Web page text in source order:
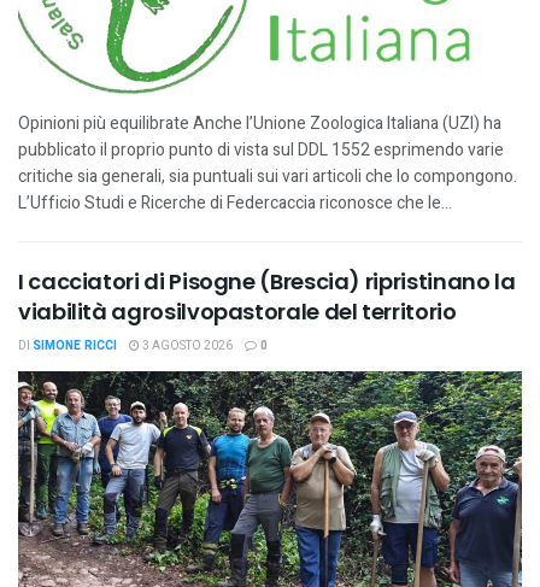
Opinioni più equilibrate Anche l’Unione Zoologica Italiana (UZI) ha
pubblicato il proprio punto di vista sul DDL 1552 esprimendo varie
critiche sia generali, sia puntuali sui vari articoli che lo compongono.
L’Ufficio Studi e Ricerche di Federcaccia riconosce che le...
I cacciatori di Pisogne (Brescia) ripristinano la
viabilità agrosilvopastorale del territorio
DI SIMONE RICCI 3 AGOSTO 2026 0